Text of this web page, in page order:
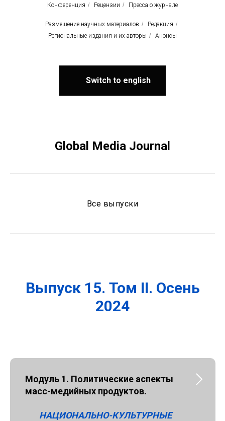
Конференция / Рецензии / Пресса о журнале
Размещение научных материалов / Редакция /
Региональные издания и их авторы / Анонсы
Switch to english
Global Media Journal
Все выпуски
Выпуск 15. Том II. Осень
2024
Модуль 1. Политические аспекты
масс-медийных продуктов.
НАЦИОНАЛЬНО-КУЛЬТУРНЫЕ